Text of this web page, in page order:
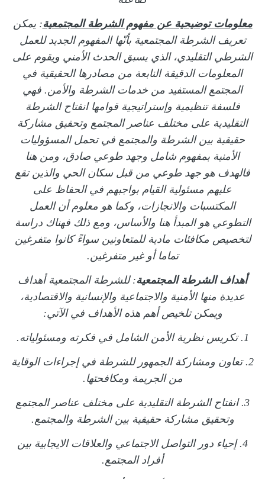
معلومات توضيحية عن مفهوم الشرطة المجتمعية: يمكن
تعريف الشرطة المجتمعية بأنّها المفهوم الجديد للعمل
الشرطي التقليدي، الذي يسبق الحدث الأمني ويقوم على
المعلومات الدقيقة النابعة من مصادرها الحقيقية في
المجتمع المستفيد من خدمات الشرطة والأمن. فهي
فلسفة تنظيمية وإستراتيجية قوامها انفتاح الشرطة
التقليدية على مختلف عناصر المجتمع وتحقيق مشاركة
حقيقية بين الشرطة والمجتمع في تحمل المسؤوليات
الأمنية بمفهوم شامل وجهد طوعي صادق، ومن هنا
فالهدف هو جهد طوعي من قبل سكان الحي والذين تقع
عليهم مسئولية القيام بواجبهم في الحفاظ على
المكتسبات والانجازات، وكما هو معلوم أن العمل
التطوعي هو المبدأ هنا والأساس، ومع ذلك فهناك دراسة
لتخصيص مكافئات مادية للمتعاونين سواءً كانوا متفرغين
تماما أو غير متفرغين.
أهداف الشرطة المجتمعية: للشرطة المجتمعية أهداف
عديدة منها الأمنية والاجتماعية والإنسانية والاقتصادية،
ويمكن تلخيص أهم هذه الأهداف في الآتي:
1. تكريس نظرية الأمن الشامل في فكرته ومسئولياته.
2. تعاون ومشاركة الجمهور للشرطة في إجراءات الوقاية
من الجريمة ومكافحتها.
3. انفتاح الشرطة التقليدية على مختلف عناصر المجتمع
وتحقيق مشاركة حقيقية بين الشرطة والمجتمع.
4. إحياء دور التواصل الاجتماعي والعلاقات الايجابية بين
أفراد المجتمع.